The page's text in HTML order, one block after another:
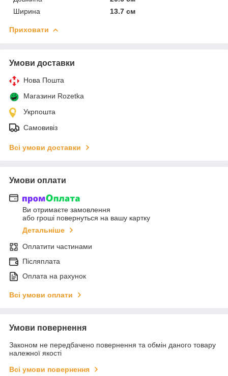
Ширина
13.7 см
Приховати
Умови доставки
Нова Пошта
Магазини Rozetka
Укрпошта
Самовивіз
Всі умови доставки
Умови оплати
Ви отримаєте замовлення
або гроші повернуться на вашу картку
Детальніше
Оплатити частинами
Післяплата
Оплата на рахунок
Всі умови оплати
Умови повернення
Законом не передбачено повернення та обмін даного товару
належної якості
Всі умови повернення